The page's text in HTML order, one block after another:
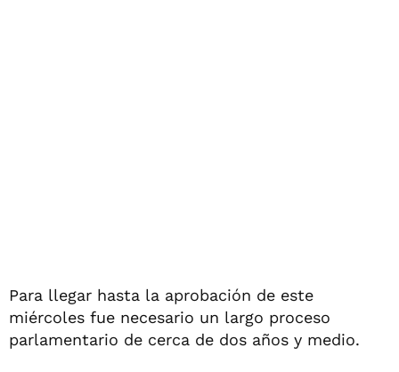
Para llegar hasta la aprobación de este
miércoles fue necesario un largo proceso
parlamentario de cerca de dos años y medio.